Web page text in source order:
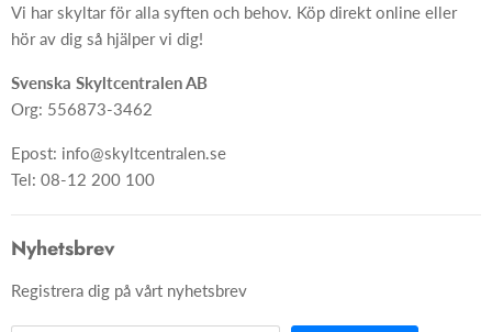
Ångra ditt köp
Skyltar
Skapa skylt från grunden
Vi har skyltar för alla syften och behov. Köp direkt online eller
hör av dig så hjälper vi dig!
Svenska Skyltcentralen AB
Org: 556873-3462
Epost: info@skyltcentralen.se
Tel: 08-12 200 100
Nyhetsbrev
Registrera dig på vårt nyhetsbrev